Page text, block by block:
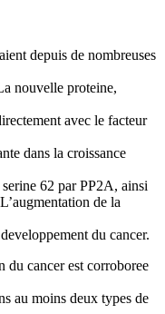
depuis de nombreuses
nouvelle proteine,
avec le facteur
dans la croissance
62 par PP2A, ainsi
de la
du cancer.
cancer est corroboree
au moins deux types de